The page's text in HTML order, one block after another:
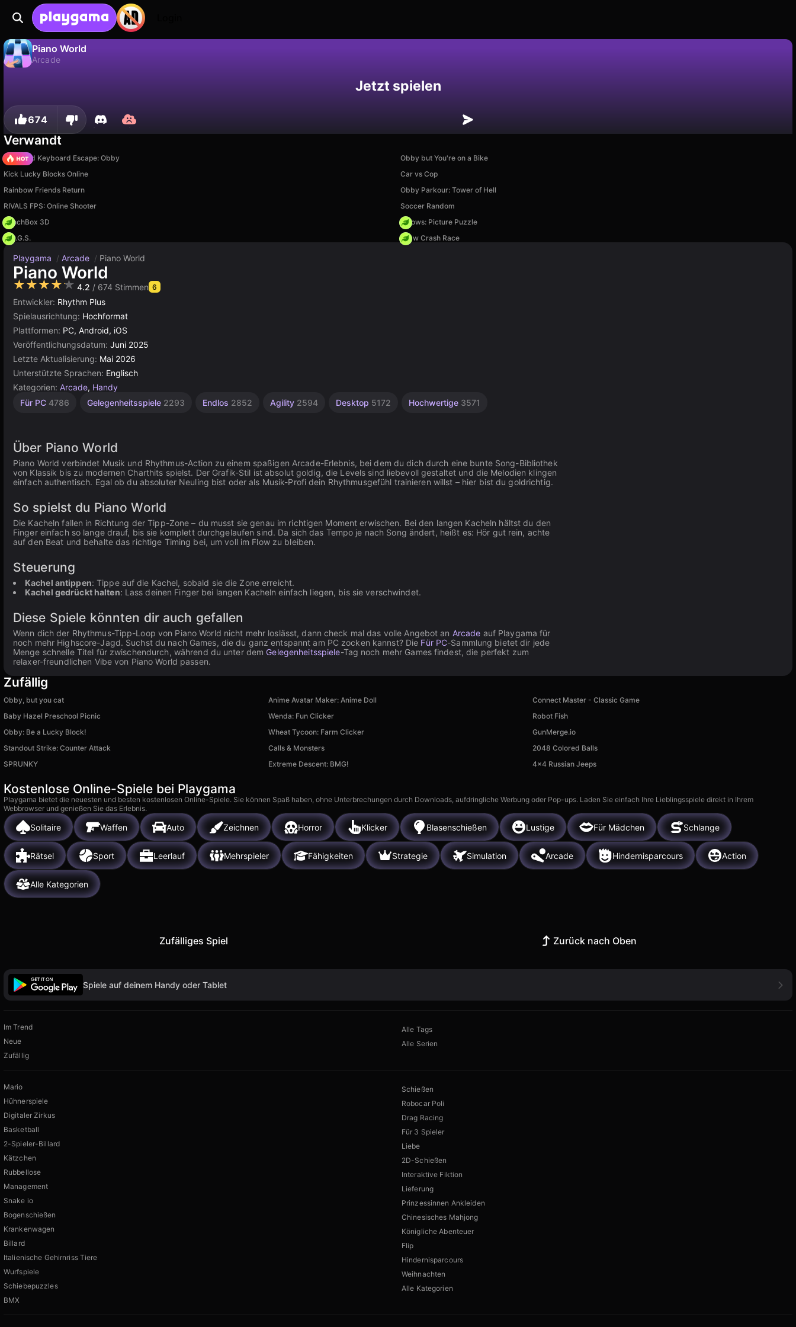
Piano World
Arcade
Jetzt spielen
674
Verwandt
+1 Speed Keyboard Escape: Obby
Obby but You're on a Bike
Kick Lucky Blocks Online
Car vs Cop
Rainbow Friends Return
Obby Parkour: Tower of Hell
RIVALS FPS: Online Shooter
Soccer Random
PunchBox 3D
Arrows: Picture Puzzle
H.O.G.S.
Draw Crash Race
Playgama / Arcade / Piano World
Piano World
★★★★★ 4.2 / 674 Stimmen 6
Entwickler: Rhythm Plus
Spielausrichtung: Hochformat
Plattformen: PC, Android, iOS
Veröffentlichungsdatum: Juni 2025
Letzte Aktualisierung: Mai 2026
Unterstützte Sprachen: Englisch
Kategorien: Arcade, Handy
Für PC 4786 Gelegenheitsspiele 2293 Endlos 2852 Agility 2594 Desktop 5172 Hochwertige 3571
Browser
Über Piano World
Piano World verbindet Musik und Rhythmus-Action zu einem spaßigen Arcade-Erlebnis, bei dem du dich durch eine bunte Song-Bibliothek
von Klassik bis zu modernen Charthits spielst. Der Grafik-Stil ist absolut goldig, die Levels sind liebevoll gestaltet und die Melodien klingen
einfach authentisch. Egal ob du absoluter Neuling bist oder als Musik-Profi dein Rhythmusgefühl trainieren willst – hier bist du goldrichtig.
So spielst du Piano World
Die Kacheln fallen in Richtung der Tipp-Zone – du musst sie genau im richtigen Moment erwischen. Bei den langen Kacheln hältst du den
Finger einfach so lange drauf, bis sie komplett durchgelaufen sind. Da sich das Tempo je nach Song ändert, heißt es: Hör gut rein, achte
auf den Beat und behalte das richtige Timing bei, um voll im Flow zu bleiben.
Steuerung
Kachel antippen: Tippe auf die Kachel, sobald sie die Zone erreicht.
Kachel gedrückt halten: Lass deinen Finger bei langen Kacheln einfach liegen, bis sie verschwindet.
Diese Spiele könnten dir auch gefallen
Wenn dich der Rhythmus-Tipp-Loop von Piano World nicht mehr loslässt, dann check mal das volle Angebot an Arcade auf Playgama für
noch mehr Highscore-Jagd. Suchst du nach Games, die du ganz entspannt am PC zocken kannst? Die Für PC-Sammlung bietet dir jede
Menge schnelle Titel für zwischendurch, während du unter dem Gelegenheitsspiele-Tag noch mehr Games findest, die perfekt zum
relaxer-freundlichen Vibe von Piano World passen.
Zufällig
Obby, but you cat Anime Avatar Maker: Anime Doll
Connect Master - Classic Game
Baby Hazel Preschool Picnic
Wenda: Fun Clicker
Robot Fish
Obby: Be a Lucky Block!
Wheat Tycoon: Farm Clicker
GunMerge.io
Standout Strike: Counter Attack
Calls & Monsters
2048 Colored Balls
SPRUNKY
Extreme Descent: BMG! 4x4 Russian Jeeps
Kostenlose Online-Spiele bei Playgama
Playgama bietet die neuesten und besten kostenlosen Online-Spiele. Sie können Spaß haben, ohne Unterbrechungen durch Downloads, aufdringliche Werbung oder Pop-ups. Laden Sie einfach Ihre Lieblingsspiele direkt in Ihrem
Webbrowser und genießen Sie das Erlebnis.
Solitaire Waffen Auto Zeichnen Horror Klicker Blasenschießen Lustige Für Mädchen Schlange
Rätsel Sport Leerlauf Mehrspieler Fähigkeiten Strategie Simulation Arcade Hindernisparcours Action
Alle Kategorien
Zufälliges Spiel Zurück nach Oben
Spiele auf deinem Handy oder Tablet
Im Trend
Neue
Zufällig
Alle Tags
Alle Serien
Mario
Hühnerspiele
Digitaler Zirkus
Basketball
2-Spieler-Billard
Kätzchen
Rubbellose
Management
Snake io
Bogenschießen
Krankenwagen
Billard
Italienische Gehirnriss Tiere
Wurfspiele
Schiebepuzzles
BMX
Schießen
Robocar Poli
Drag Racing
Für 3 Spieler
Liebe
2D-Schießen
Interaktive Fiktion
Lieferung
Prinzessinnen Ankleiden
Chinesisches Mahjong
Königliche Abenteuer
Flip
Hindernisparcours
Weihnachten
Alle Kategorien